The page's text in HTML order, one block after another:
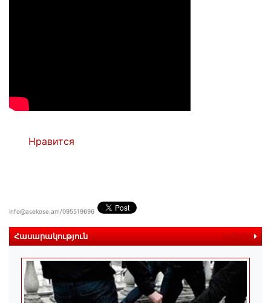
Нравится
info@asekose.am/095519696
Հասարակություն ավելին